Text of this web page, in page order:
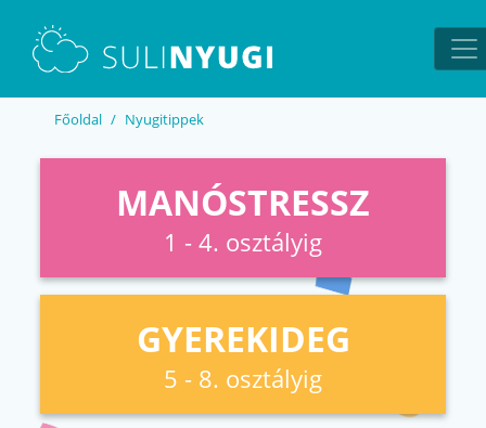
Főoldal Nyugitippek
MANÓSTRESSZ
1 - 4. osztályig
GYEREKIDEG
5 - 8. osztályig